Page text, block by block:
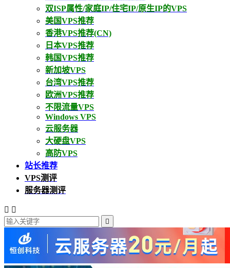
双ISP属性/家庭IP/住宅IP/原生IP的VPS
美国VPS推荐
香港VPS推荐(CN)
日本VPS推荐
韩国VPS推荐
新加坡VPS
台湾VPS推荐
欧洲VPS推荐
不限流量VPS
Windows VPS
云服务器
大硬盘VPS
高防VPS
站长推荐
VPS测评
服务器测评
 
